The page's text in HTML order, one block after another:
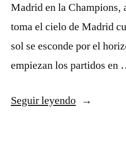
Madrid en la Champions,
toma el cielo de Madrid
sol se esconde por el
empiezan los partidos en
Seguir leyendo«La